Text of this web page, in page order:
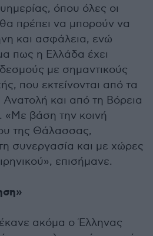
όπου όλες οι
πρέπει να μπορούν να
και ασφάλεια, ενώ
πως η Ελλάδα έχει
με σημαντικούς
που εκτείνονται από τα
και από τη Βόρεια
βάση την κοινή
της Θάλασσας,
συνεργασία και με χώρες
επισήμανε.
έκανε ακόμα ο Έλληνας